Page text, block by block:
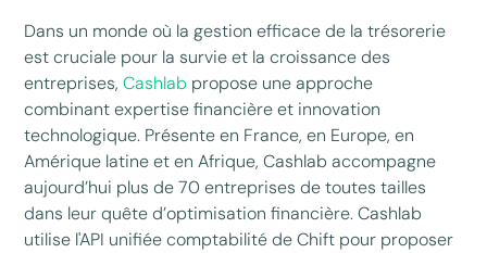
Dans un monde où la gestion efficace de la trésorerie
est cruciale pour la survie et la croissance des
entreprises,Cashlab propose une approche
combinant expertise financière et innovation
technologique. Présente en France, en Europe, en
Amérique latine et en Afrique, Cashlab accompagne
aujourd’hui plus de 70 entreprises de toutes tailles
dans leur quête d’optimisation financière. Cashlab
utilise l'API unifiée comptabilité de Chift pour proposer